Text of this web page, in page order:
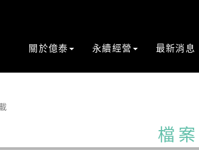
關於億泰 永續經營 最新消息
檔